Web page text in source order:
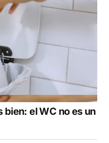
bien: el WC no es un